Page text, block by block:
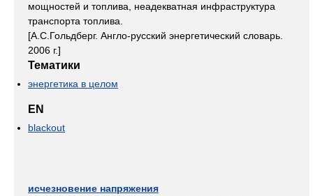
мощностей и топлива, неадекватная инфраструктура
транспорта топлива.
[А.С.Гольдберг. Англо-русский энергетический словарь.
2006 г.]
Тематики
энергетика в целом
EN
blackout
исчезновение напряжения